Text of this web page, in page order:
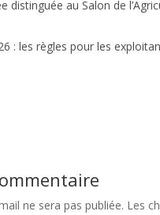
distinguée au Salon de
: les règles pour les
ne sera pas publiée. Les